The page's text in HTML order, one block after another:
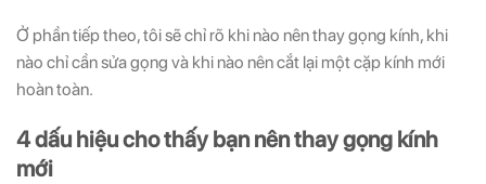
Ở phần tiếp theo, tôi sẽ chỉ rõ khi nào nên thay gọng kính, khi
nào chỉ cần sửa gọng và khi nào nên cắt lại một cặp kính mới
hoàn toàn.
4 dấu hiệu cho thấy bạn nên thay gọng kính
mới